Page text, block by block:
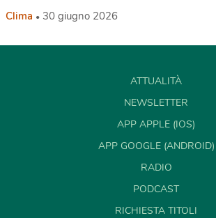
Clima 30 giugno 2026
ATTUALITÀ
NEWSLETTER
APP APPLE (IOS)
APP GOOGLE (ANDROID)
RADIO
PODCAST
RICHIESTA TITOLI